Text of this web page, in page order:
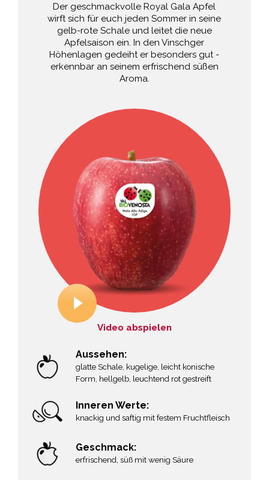
Der geschmackvolle Royal Gala Apfel
wirft sich für euch jeden Sommer in seine
gelb-rote Schale und leitet die neue
Apfelsaison ein. In den Vinschger
Höhenlagen gedeiht er besonders gut -
erkennbar an seinem erfrischend süßen
Aroma.
Video abspielen
Aussehen:
glatte Schale, kugelige, leicht konische
Form, hellgelb, leuchtend rot gestreift
Inneren Werte:
knackig und saftig mit festem Fruchtfleisch
Geschmack:
erfrischend, süß mit wenig Säure